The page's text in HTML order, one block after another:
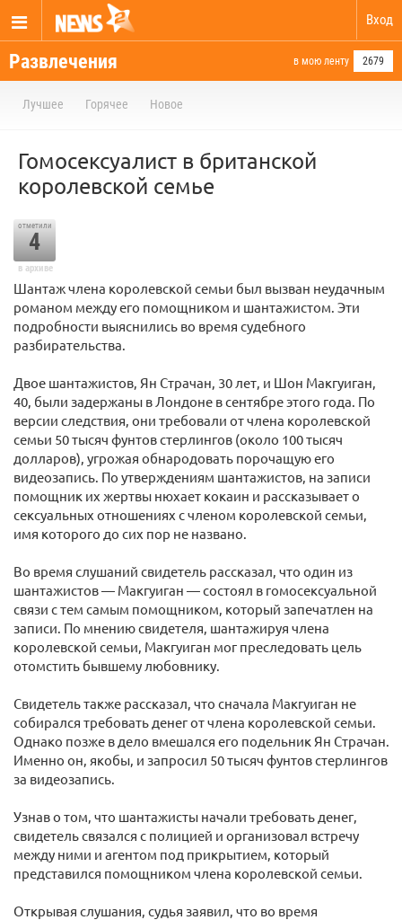
Вход
Развлечения в мою ленту 2679
Лучшее Горячее Новое
Гомосексуалист в британской
королевской семье
отметили
4
в архиве
Шантаж члена королевской семьи был вызван неудачным
романом между его помощником и шантажистом. Эти
подробности выяснились во время судебного
разбирательства.
Двое шантажистов, Ян Страчан, 30 лет, и Шон Макгуиган,
40, были задержаны в Лондоне в сентябре этого года. По
версии следствия, они требовали от члена королевской
семьи 50 тысяч фунтов стерлингов (около 100 тысяч
долларов), угрожая обнародовать порочащую его
видеозапись. По утверждениям шантажистов, на записи
помощник их жертвы нюхает кокаин и рассказывает о
сексуальных отношениях с членом королевской семьи,
имя которого до сих пор не названо.
Во время слушаний свидетель рассказал, что один из
шантажистов — Макгуиган — состоял в гомосексуальной
связи с тем самым помощником, который запечатлен на
записи. По мнению свидетеля, шантажируя члена
королевской семьи, Макгуиган мог преследовать цель
отомстить бывшему любовнику.
Свидетель также рассказал, что сначала Макгуиган не
собирался требовать денег от члена королевской семьи.
Однако позже в дело вмешался его подельник Ян Страчан.
Именно он, якобы, и запросил 50 тысяч фунтов стерлингов
за видеозапись.
Узнав о том, что шантажисты начали требовать денег,
свидетель связался с полицией и организовал встречу
между ними и агентом под прикрытием, который
представился помощником члена королевской семьи.
Открывая слушания, судья заявил, что во время